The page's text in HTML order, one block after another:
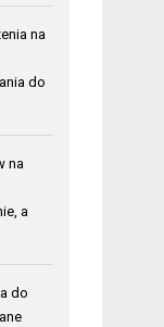
na
do
na
a
do